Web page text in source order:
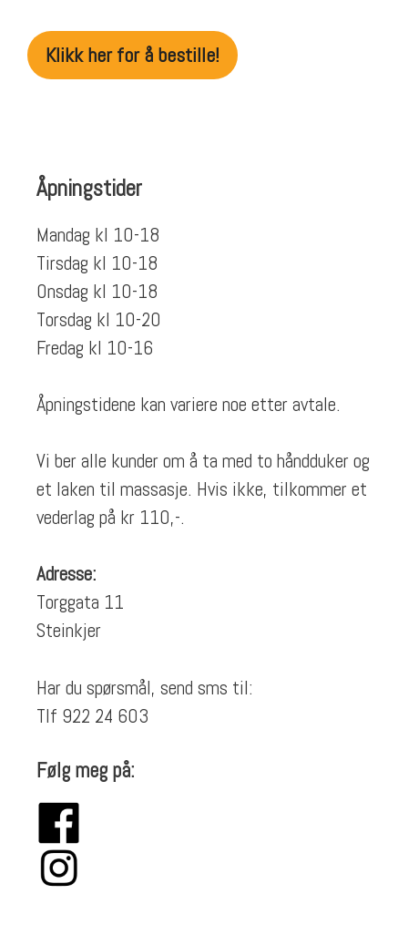
Klikk her for å bestille!
Åpningstider
Mandag kl 10-18
Tirsdag kl 10-18
Onsdag kl 10-18
Torsdag kl 10-20
Fredag kl 10-16
Åpningstidene kan variere noe etter avtale.
Vi ber alle kunder om å ta med to håndduker og
et laken til massasje. Hvis ikke, tilkommer et
vederlag på kr 110,-.
Adresse:
Torggata 11
Steinkjer
Har du spørsmål, send sms til:
Tlf 922 24 603
Følg meg på: